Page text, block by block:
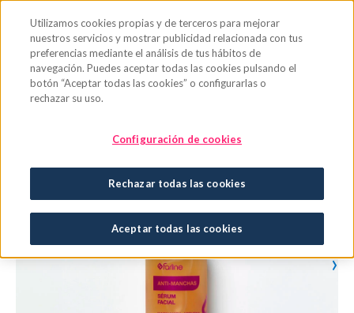
›
Utilizamos cookies propias y de terceros para mejorar
nuestros servicios y mostrar publicidad relacionada con tus
preferencias mediante el análisis de tus hábitos de
navegación. Puedes aceptar todas las cookies pulsando el
botón “Aceptar todas las cookies” o configurarlas o
rechazar su uso.
Configuración de cookies
Rechazar todas las cookies
Aceptar todas las cookies